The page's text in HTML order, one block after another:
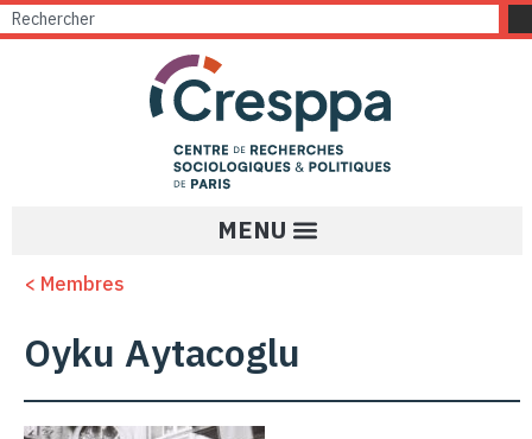
< Membres
Oyku Aytacoglu